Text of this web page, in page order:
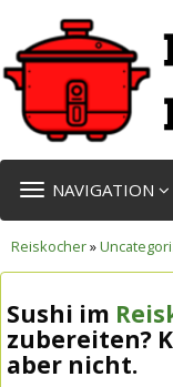
TOGGLE
NAVIGATION
Reiskocher»
Sushi im
zubereiten?
aber nicht.